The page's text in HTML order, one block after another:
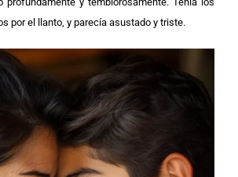
por el llanto, y parecía asustado y triste.